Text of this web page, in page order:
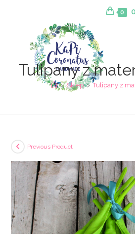
0
Tulipany z
> Sklep > Tulipany z
Previous Product